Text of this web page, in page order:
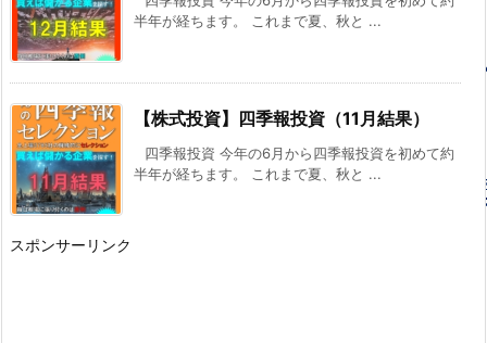
半年が経ちます。 これまで夏、秋と ...
【株式投資】四季報投資（11月結果）
四季報投資 今年の6月から四季報投資を初めて約
半年が経ちます。 これまで夏、秋と ...
スポンサーリンク